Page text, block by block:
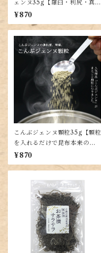
ェンヌ35g【羅臼・利尻・真昆
布の黄金比率ブレンド】
¥870
こんぶジェンヌ顆粒35g【顆粒
を入れるだけで昆布本来の味
が楽しめる！出し昆布代わり
に！羅臼・利尻・真昆布を贅
¥870